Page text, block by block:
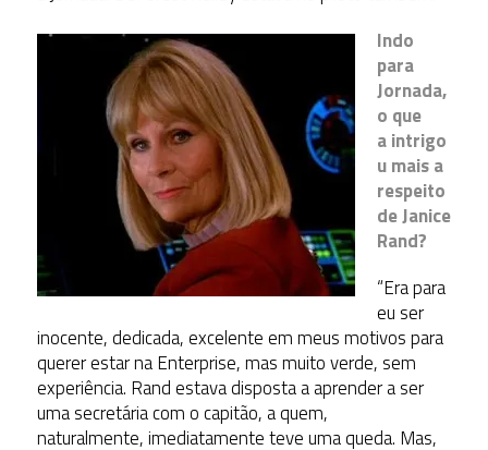
Indo
para
Jornada,
o que
a intrigo
u mais a
respeito
de Janice
Rand?
“Era para
eu ser
inocente, dedicada, excelente em meus motivos para
querer estar na Enterprise, mas muito verde, sem
experiência. Rand estava disposta a aprender a ser
uma secretária com o capitão, a quem,
naturalmente, imediatamente teve uma queda. Mas,